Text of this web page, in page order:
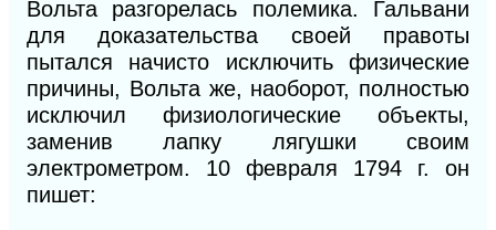
Вольта разгорелась полемика. Гальвани
для доказательства своей правоты
пытался начисто исключить физические
причины, Вольта же, наоборот, полностью
исключил физиологические объекты,
заменив лапку лягушки своим
электрометром. 10 февраля 1794 г. он
пишет: